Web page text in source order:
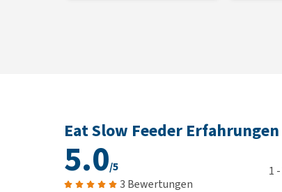
Eat Slow Feeder Erfahrungen
5.0/5
3 Bewertungen
1 -